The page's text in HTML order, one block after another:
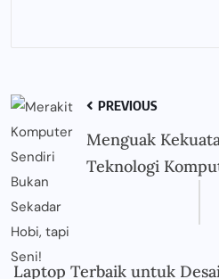
PREVIOUS
Menguak
Teknologi
Laptop Terbaik untuk